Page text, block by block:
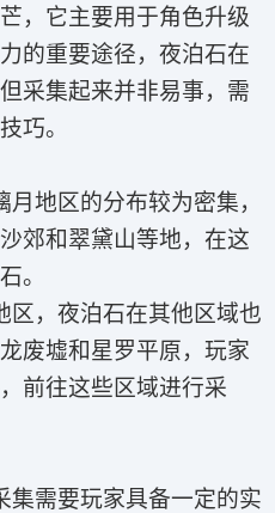
，它主要用于角色升级
的重要途径，夜泊石在
采集起来并非易事，需
巧。
地区的分布较为密集，
郊和翠黛山等地，在这
。
区，夜泊石在其他区域也
废墟和星罗平原，玩家
前往这些区域进行采
集需要玩家具备一定的实